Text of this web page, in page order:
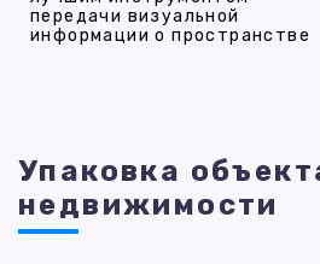
передачи визуальной
информации о пространстве
Упаковка
недвижимости